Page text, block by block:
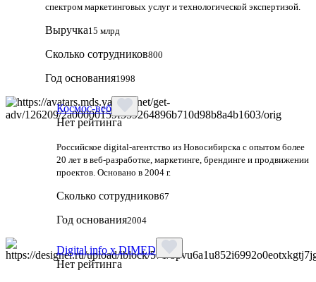
спектром маркетинговых услуг и технологической экспертизой.
Выручка15 млрд
Сколько сотрудников800
Год основания1998
Космос-веб
Нет рейтинга
Российское digital-агентство из Новосибирска с опытом более
20 лет в веб-разработке, маркетинге, брендинге и продвижении
проектов. Основано в 2004 г.
Сколько сотрудников67
Год основания2004
Digital info x DIMED
Нет рейтинга